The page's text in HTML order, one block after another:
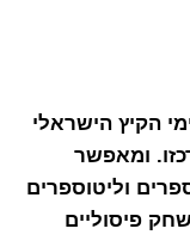
הקיץ הישראלי
ומאפשר
וליטוספרים
פיסוליים